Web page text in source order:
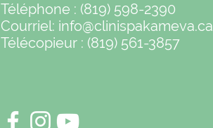
Téléphone : (819) 598-2390
Courriel: info@clinispakameva.ca
Télécopieur : (819) 561-3857